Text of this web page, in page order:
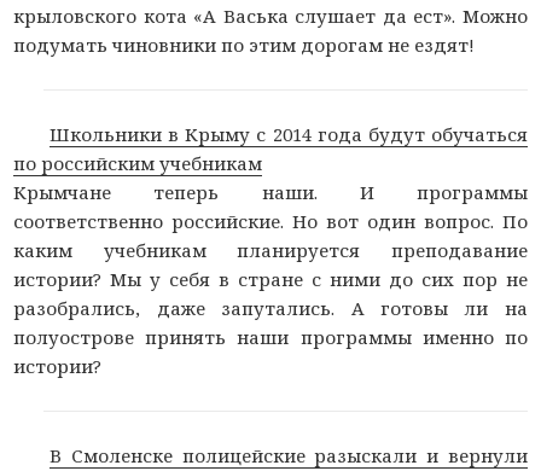
крыловского кота «А Васька слушает да ест». Можно
подумать чиновники по этим дорогам не ездят!
Школьники в Крыму с 2014 года будут обучаться
по российским учебникам
Крымчане теперь наши. И программы
соответственно российские. Но вот один вопрос. По
каким учебникам планируется преподавание
истории? Мы у себя в стране с ними до сих пор не
разобрались, даже запутались. А готовы ли на
полуострове принять наши программы именно по
истории?
В Смоленске полицейские разыскали и вернули